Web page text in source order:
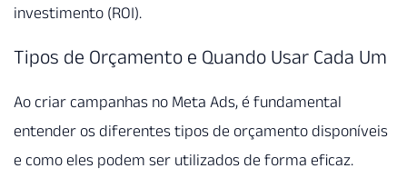
investimento (ROI).
Tipos de Orçamento e Quando Usar Cada Um
Ao criar campanhas no Meta Ads, é fundamental
entender os diferentes tipos de orçamento disponíveis
e como eles podem ser utilizados de forma eficaz.